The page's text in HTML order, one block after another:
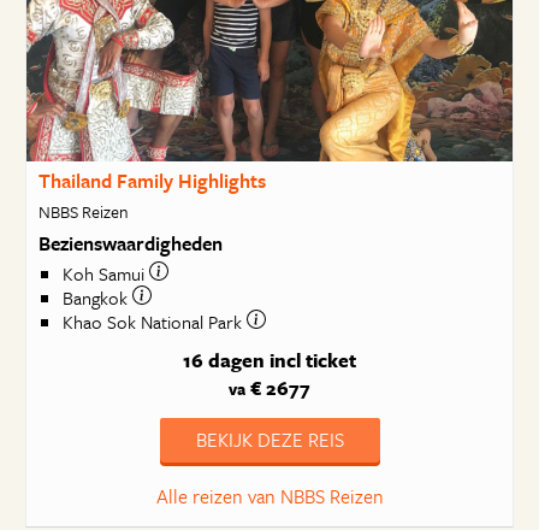
Thailand Family Highlights
NBBS Reizen
Bezienswaardigheden
Koh Samui
Bangkok
Khao Sok National Park
16 dagen incl ticket
va € 2677
BEKIJK DEZE REIS
Alle reizen van NBBS Reizen